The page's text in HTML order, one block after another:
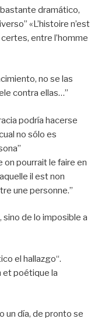
dramático,
«L’histoire n’est
entre l’homme
no se las
contra ellas…”
podría hacerse
no sólo es
on pourrait le faire en
il est non
une personne.”
sino de lo imposible a
el hallazgo“.
et poétique la
un día, de pronto se